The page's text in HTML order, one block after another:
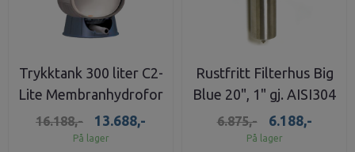
Trykktank 300 liter C2-
Lite Membranhydrofor
8,6 bar
16.188,- 13.688,-
På lager
Rustfritt Filterhus Big
Blue 20", 1" gj. AISI304
6.875,- 6.188,-
På lager